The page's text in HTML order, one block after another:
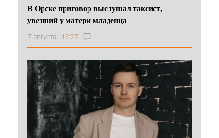
В Орске приговор выслушал таксист,
увезший у матери младенца
7 августа 13:27